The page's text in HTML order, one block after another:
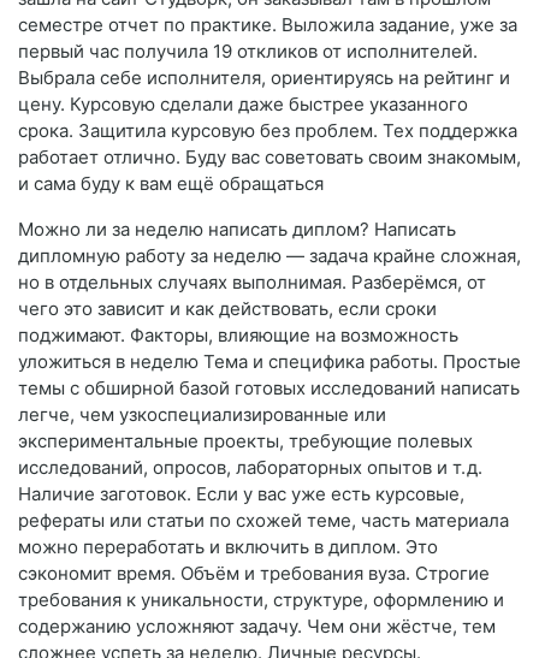
семестре отчет по практике. Выложила задание, уже за
первый час получила 19 откликов от исполнителей.
Выбрала себе исполнителя, ориентируясь на рейтинг и
цену. Курсовую сделали даже быстрее указанного
срока. Защитила курсовую без проблем. Тех поддержка
работает отлично. Буду вас советовать своим знакомым,
и сама буду к вам ещё обращаться
Можно ли за неделю написать диплом? Написать
дипломную работу за неделю — задача крайне сложная,
но в отдельных случаях выполнимая. Разберёмся, от
чего это зависит и как действовать, если сроки
поджимают. Факторы, влияющие на возможность
уложиться в неделю Тема и специфика работы. Простые
темы с обширной базой готовых исследований написать
легче, чем узкоспециализированные или
экспериментальные проекты, требующие полевых
исследований, опросов, лабораторных опытов и т. д.
Наличие заготовок. Если у вас уже есть курсовые,
рефераты или статьи по схожей теме, часть материала
можно переработать и включить в диплом. Это
сэкономит время. Объём и требования вуза. Строгие
требования к уникальности, структуре, оформлению и
содержанию усложняют задачу. Чем они жёстче, тем
сложнее успеть за неделю. Личные ресурсы.